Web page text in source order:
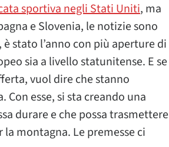
sportiva negli Stati Uniti, ma
e Slovenia, le notizie sono
stato l’anno con più aperture di
sia a livello statunitense. E se
vuol dire che stanno
esse, si sta creando una
durare e che possa trasmettere
la montagna. Le premesse ci